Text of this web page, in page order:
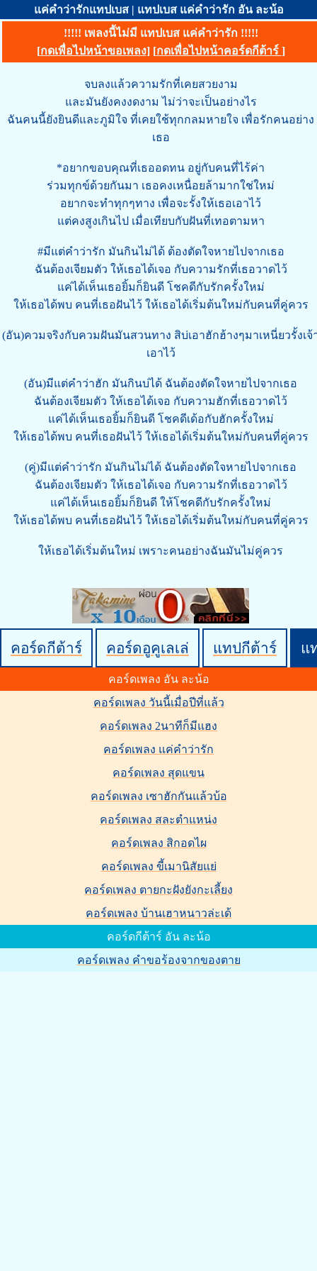
แค่คำว่ารักแทปเบส | แทปเบส แค่คำว่ารัก อัน ละน้อ
!!!!! เพลงนี้ไม่มี แทปเบส แค่คำว่ารัก !!!!!
[กดเพื่อไปหน้าขอเพลง] [กดเพื่อไปหน้าคอร์ดกีต้าร์ ]
จบลงแล้วความรักที่เคยสวยงาม
และมันยังคงงดงาม ไม่ว่าจะเป็นอย่างไร
ฉันคนนี้ยังยินดีและภูมิใจ ที่เคยใช้ทุกกลมหายใจ เพื่อรักคนอย่าง
เธอ
*อยากขอบคุณที่เธออดทน อยู่กับคนที่ไร้ค่า
ร่วมทุกข์ด้วยกันมา เธอคงเหนื่อยล้ามากใช่ใหม่
อยากจะทำทุกๆทาง เพื่อจะรั้งให้เธอเอาไว้
แต่คงสูงเกินไป เมื่อเทียบกับฝันที่เทอตามหา
#มีแต่คำว่ารัก มันกินไม่ได้ ต้องตัดใจหายไปจากเธอ
ฉันต้องเจียมตัว ให้เธอได้เจอ กับความรักที่เธอวาดไว้
แค่ได้เห็นเธอยิ้มก็ยินดี โชคดีกับรักครั้งใหม่
ให้เธอได้พบ คนที่เธอฝันไว้ ให้เธอได้เริ่มต้นใหม่กับคนที่คู่ควร
(อัน)ควมจริงกับควมฝันมันสวนทาง สิบ่เอาฮักฮ้างๆมาเหนี่ยวรั้งเจ้
เอาไว้
(อัน)มีแต่คำว่าฮัก มันกินบ่ได้ ฉันต้องตัดใจหายไปจากเธอ
ฉันต้องเจียมตัว ให้เธอได้เจอ กับความฮักที่เธอวาดไว้
แค่ได้เห็นเธอยิ้มก็ยินดี โชคดีเด้อกับฮักครั้งใหม่
ให้เธอได้พบ คนที่เธอฝันไว้ ให้เธอได้เริ่มต้นใหม่กับคนที่คู่ควร
(คู่)มีแต่คำว่ารัก มันกินไม่ได้ ฉันต้องตัดใจหายไปจากเธอ
ฉันต้องเจียมตัว ให้เธอได้เจอ กับความรักที่เธอวาดไว้
แค่ได้เห็นเธอยิ้มก็ยินดี ให้โชคดีกับรักครั้งใหม่
ให้เธอได้พบ คนที่เธอฝันไว้ ให้เธอได้เริ่มต้นใหม่กับคนที่คู่ควร
ให้เธอได้เริ่มต้นใหม่ เพราะคนอย่างฉันมันไม่คู่ควร
คอร์ดกีต้าร์ คอร์ดอูคูเลเล่ แทปกีต้าร์ แ
คอร์ดเพลง อัน ละน้อ
คอร์ดเพลง วันนี้เมื่อปีที่แล้ว
คอร์ดเพลง 2นาทีก็มีแฮง
คอร์ดเพลง แค่คำว่ารัก
คอร์ดเพลง สุดแขน
คอร์ดเพลง เซาฮักกันแล้วบ้อ
คอร์ดเพลง สละตำแหน่ง
คอร์ดเพลง สิกอดไผ
คอร์ดเพลง ขี้เมานิสัยแย่
คอร์ดเพลง ตายกะฝังยังกะเลี้ยง
คอร์ดเพลง บ้านเฮาหนาวล่ะเด้
คอร์ดกีต้าร์ อัน ละน้อ
คอร์ดเพลง คำขอร้องจากของตาย